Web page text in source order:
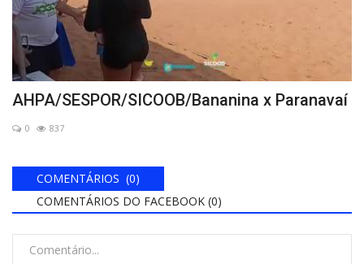
AHPA/SESPOR/SICOOB/Bananina x Paranavaí
0 837
COMENTÁRIOS (0)
COMENTÁRIOS DO FACEBOOK (0)